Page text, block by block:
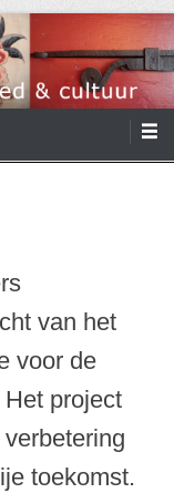
van het
voor de
project
toekomst.